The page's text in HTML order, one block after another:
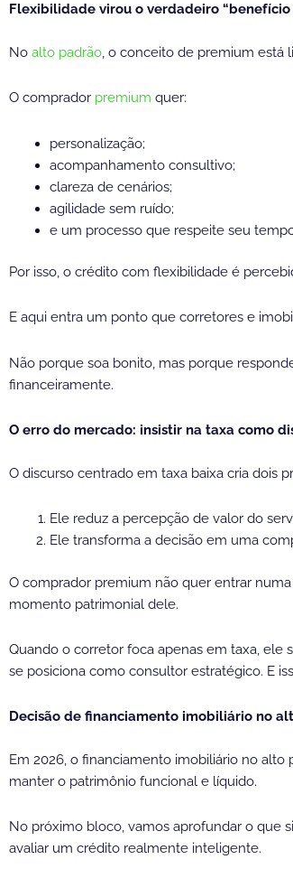
Flexibilidade virou o verdadeiro “benefício
No alto padrão, o conceito de premium está
O comprador premium quer:
personalização;
acompanhamento consultivo;
clareza de cenários;
agilidade sem ruído;
e um processo que respeite seu
Por isso, o crédito com flexibilidade é
E aqui entra um ponto que corretores e
Não porque soa bonito, mas porque
financeiramente.
O erro do mercado: insistir na taxa como
O discurso centrado em taxa baixa cria dois
Ele reduz a percepção de valor do
Ele transforma a decisão em uma
O comprador premium não quer entrar
momento patrimonial dele.
Quando o corretor foca apenas em taxa,
se posiciona como consultor estratégico. E
Decisão de financiamento imobiliário no
Em 2026, o financiamento imobiliário no
manter o patrimônio funcional e líquido.
No próximo bloco, vamos aprofundar o que
avaliar um crédito realmente inteligente.